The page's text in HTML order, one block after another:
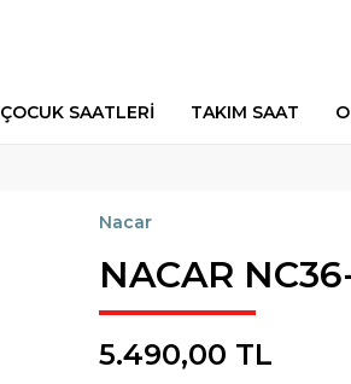
ÇOCUK SAATLERİ TAKIM SAAT
Nacar
NACAR
5.490,00 TL